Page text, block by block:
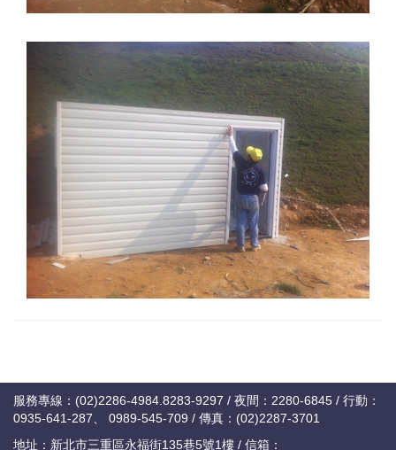
服務專線：(02)2286-4984.8283-9297 / 夜間：2280-6845 / 行動：
0935-641-287、 0989-545-709 / 傳真：(02)2287-3701
地址：新北市三重區永福街135巷5號1樓 / 信箱：